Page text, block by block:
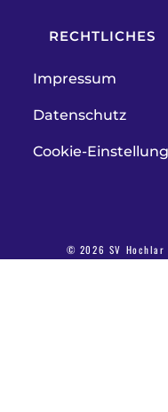
RECHTLICHES
Impressum
Datenschutz
Cookie-
© 2026 SV Hochlar